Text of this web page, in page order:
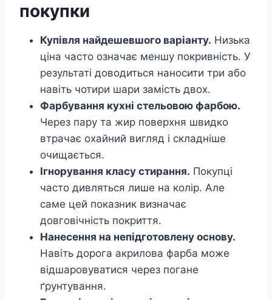
покупки
Купівля найдешевшого варіанту. Низька
ціна часто означає меншу покривність. У
результаті доводиться наносити три або
навіть чотири шари замість двох.
Фарбування кухні стельовою фарбою.
Через пару та жир поверхня швидко
втрачає охайний вигляд і складніше
очищається.
Ігнорування класу стирання. Покупці
часто дивляться лише на колір. Але
саме цей показник визначає
довговічність покриття.
Нанесення на непідготовлену основу.
Навіть дорога акрилова фарба може
відшаровуватися через погане
ґрунтування.